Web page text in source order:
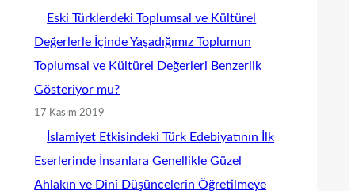
Eski Türklerdeki Toplumsal ve Kültürel
Değerlerle İçinde Yaşadığımız Toplumun
Toplumsal ve Kültürel Değerleri Benzerlik
Gösteriyor mu?
17 Kasım 2019
İslamiyet Etkisindeki Türk Edebiyatının İlk
Eserlerinde İnsanlara Genellikle Güzel
Ahlakın ve Dinî Düşüncelerin Öğretilmeye